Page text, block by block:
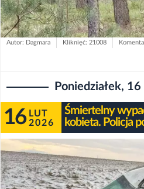
Autor: Dagmara Kliknięć: 21008
Poniedziałek,
16 LUT
2026
Śmiertelny
kobieta. Policja